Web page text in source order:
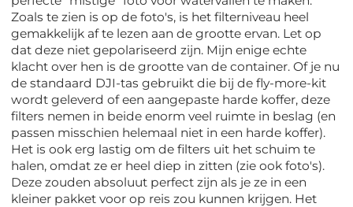
Zoals te zien is op de foto's, is het filterniveau heel
gemakkelijk af te lezen aan de grootte ervan. Let op
dat deze niet gepolariseerd zijn. Mijn enige echte
klacht over hen is de grootte van de container. Of je nu
de standaard DJI-tas gebruikt die bij de fly-more-kit
wordt geleverd of een aangepaste harde koffer, deze
filters nemen in beide enorm veel ruimte in beslag (en
passen misschien helemaal niet in een harde koffer).
Het is ook erg lastig om de filters uit het schuim te
halen, omdat ze er heel diep in zitten (zie ook foto's).
Deze zouden absoluut perfect zijn als je ze in een
kleiner pakket voor op reis zou kunnen krijgen. Het